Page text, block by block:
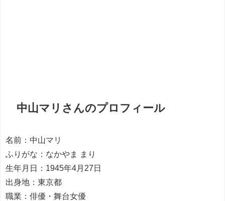
中山マリさんのプロフィール
名前：中山マリ
ふりがな：なかやま まり
生年月日：1945年4月27日
出身地：東京都
職業：俳優・舞台女優